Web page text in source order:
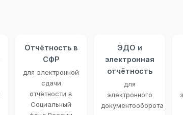
Отчётность в
СФР
для электронной
сдачи
отчётности в
Социальный
ЭДО и
электронная
отчётность
для
электронного
документооборота